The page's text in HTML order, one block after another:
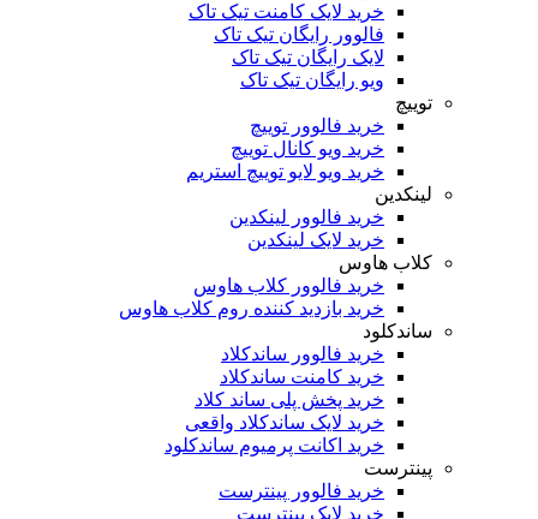
خرید لایک کامنت تیک تاک
فالوور رایگان تیک تاک
لایک رایگان تیک تاک
ویو رایگان تیک تاک
خرید فالوور توییچ
خرید ویو کانال توییچ
خرید ویو لایو توییچ استریم
لینکدین
خرید فالوور لینکدین
خرید لایک لینکدین
کلاب هاوس
خرید فالوور کلاب هاوس
خرید بازدید کننده روم کلاب هاوس
ساندکلود
خرید فالوور ساندکلاد
خرید کامنت ساندکلاد
خرید پخش پلی ساند کلاد
خرید لایک ساندکلاد واقعی
خرید اکانت پرمیوم ساندکلود
پینترست
خرید فالوور پینترست
خرید لایک پینترست